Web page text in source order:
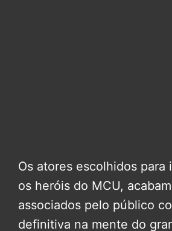
Os atores escolhidos para
os heróis do MCU,
associados pelo público
definitiva na mente do